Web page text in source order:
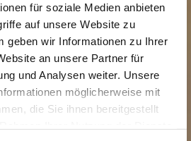
für soziale Medien anbieten
auf unsere Website zu
geben wir Informationen zu Ihrer
an unsere Partner für
und Analysen weiter. Unsere
möglicherweise mit
die Sie ihnen bereitgestellt
UND/ODER
BESUCHEN!
KONTAKTIEREN